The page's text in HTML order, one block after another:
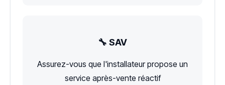
🔧 SAV
Assurez-vous que l'installateur propose un
service après-vente réactif